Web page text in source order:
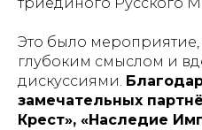
Это было
глубоким смыслом и
дискуссиями.
замечательных
Крест», «Наследие